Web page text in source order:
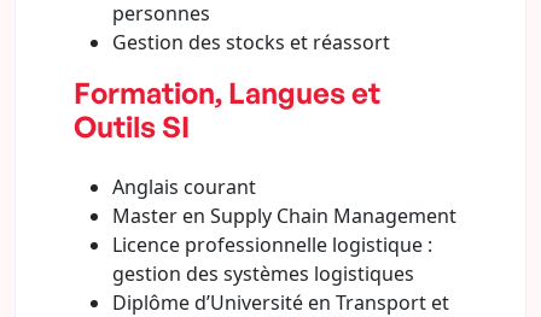
personnes
Gestion des stocks et réassort
Formation, Langues et
Outils SI
Anglais courant
Master en Supply Chain Management
Licence professionnelle logistique :
gestion des systèmes logistiques
Diplôme d’Université en Transport et